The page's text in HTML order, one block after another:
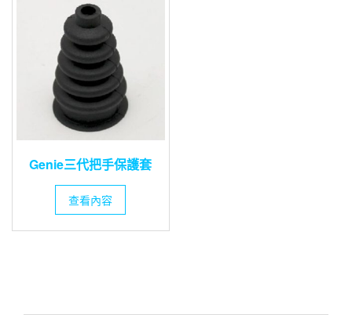
Genie三代把手保護套
查看內容